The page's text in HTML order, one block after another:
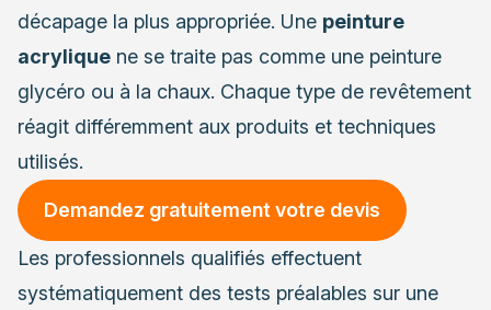
décapage la plus appropriée. Une peinture
acrylique ne se traite pas comme une peinture
glycéro ou à la chaux. Chaque type de revêtement
réagit différemment aux produits et techniques
utilisés.
Demandez gratuitement votre devis
Les professionnels qualifiés effectuent
systématiquement des tests préalables sur une
Les avantages d’une prestation professionnelle
complète